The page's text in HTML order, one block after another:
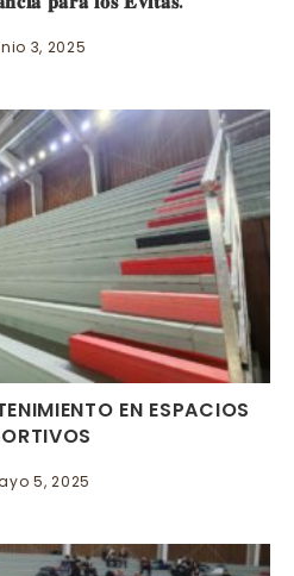
3, 2025
EN ESPACIOS
5, 2025